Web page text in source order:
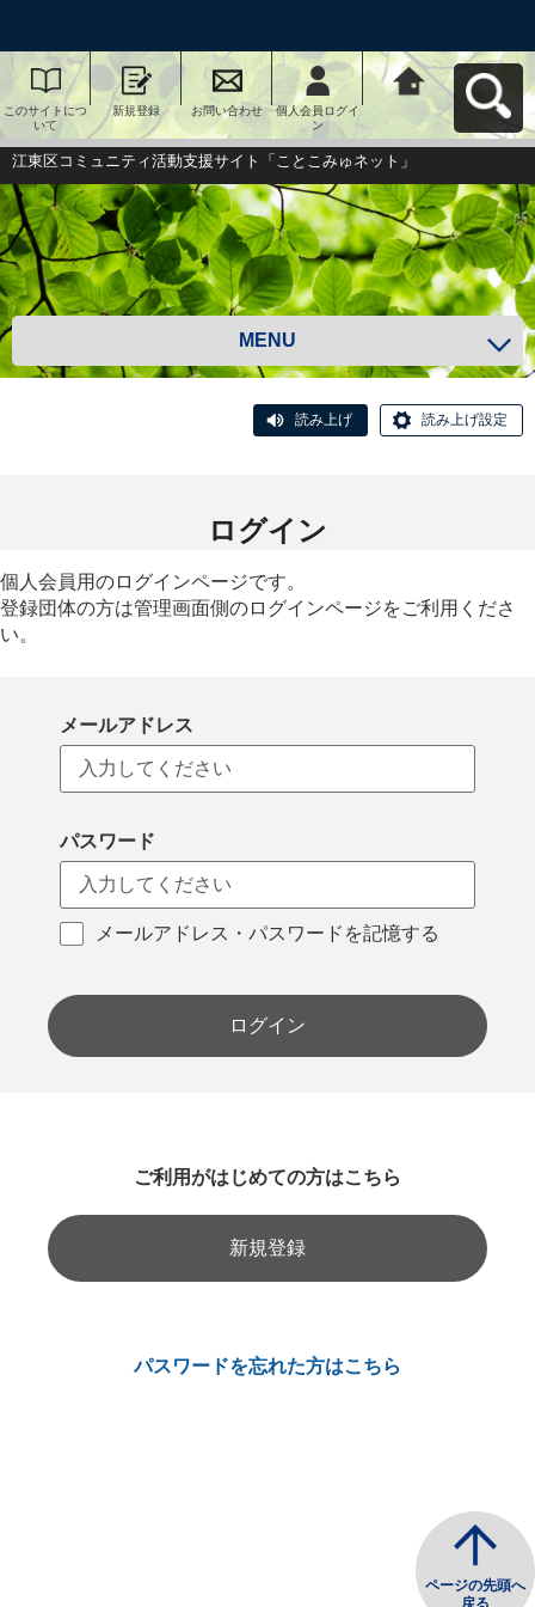
このサイトにつ
いて
新規登録 お問い合わせ
個人会員ログイ
ン
江東区コミュニ
ティ活動支援サ
イト「ことこみ
ゅネット」へ戻
る
江東区コミュニティ活動支援サイト「ことこみゅネット」
MENU
読み上げ 読み上げ設定
ログイン
個人会員用のログインページです。
登録団体の方は管理画面側のログインページをご利用くださ
い。
メールアドレス
パスワード
メールアドレス・パスワードを記憶する
ログイン
ご利用がはじめての方はこちら
新規登録
パスワードを忘れた方はこちら
ページの先頭へ
戻る